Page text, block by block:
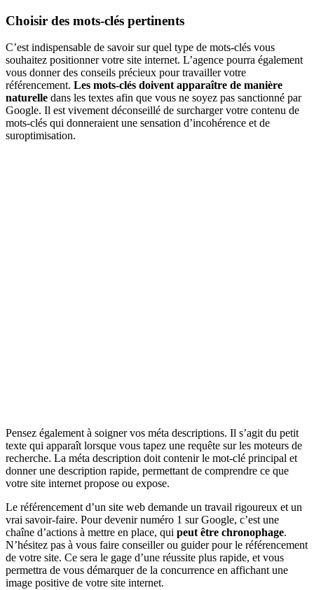
Choisir des mots-clés pertinents
C’est indispensable de savoir sur quel type de mots-clés vous
souhaitez positionner votre site internet. L’agence pourra également
vous donner des conseils précieux pour travailler votre
référencement. Les mots-clés doivent apparaître de manière
naturelle dans les textes afin que vous ne soyez pas sanctionné par
Google. Il est vivement déconseillé de surcharger votre contenu de
mots-clés qui donneraient une sensation d’incohérence et de
suroptimisation.
Pensez également à soigner vos méta descriptions. Il s’agit du petit
texte qui apparaît lorsque vous tapez une requête sur les moteurs de
recherche. La méta description doit contenir le mot-clé principal et
donner une description rapide, permettant de comprendre ce que
votre site internet propose ou expose.
Le référencement d’un site web demande un travail rigoureux et un
vrai savoir-faire. Pour devenir numéro 1 sur Google, c’est une
chaîne d’actions à mettre en place, qui peut être chronophage.
N’hésitez pas à vous faire conseiller ou guider pour le référencement
de votre site. Ce sera le gage d’une réussite plus rapide, et vous
permettra de vous démarquer de la concurrence en affichant une
image positive de votre site internet.